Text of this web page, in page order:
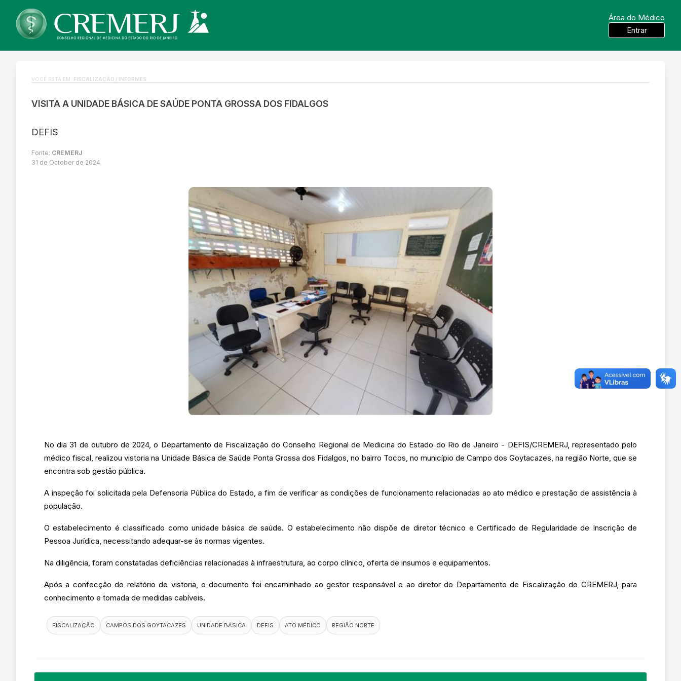
Área do Médico
Entrar
VOCÊ ESTÁ EM: FISCALIZAÇÃO / INFORMES
VISITA A UNIDADE BÁSICA DE SAÚDE PONTA GROSSA DOS FIDALGOS
DEFIS
Fonte: CREMERJ
31 de October de 2024
No dia 31 de outubro de 2024, o Departamento de Fiscalização do Conselho Regional de Medicina do Estado do Rio de Janeiro - DEFIS/CREMERJ, representado pelo
médico fiscal, realizou vistoria na Unidade Básica de Saúde Ponta Grossa dos Fidalgos, no bairro Tocos, no município de Campo dos Goytacazes, na região Norte, que se
encontra sob gestão pública.
A inspeção foi solicitada pela Defensoria Pública do Estado, a fim de verificar as condições de funcionamento relacionadas ao ato médico e prestação de assistência à
população.
O estabelecimento é classificado como unidade básica de saúde. O estabelecimento não dispõe de diretor técnico e Certificado de Regularidade de Inscrição de
Pessoa Jurídica, necessitando adequar-se às normas vigentes.
Na diligência, foram constatadas deficiências relacionadas à infraestrutura, ao corpo clínico, oferta de insumos e equipamentos.
Após a confecção do relatório de vistoria, o documento foi encaminhado ao gestor responsável e ao diretor do Departamento de Fiscalização do CREMERJ, para
conhecimento e tomada de medidas cabíveis.
FISCALIZAÇÃO CAMPOS DOS GOYTACAZES UNIDADE BÁSICA DEFIS ATO MÉDICO REGIÃO NORTE